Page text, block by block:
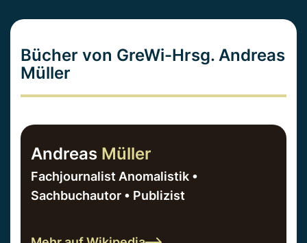
Bücher von GreWi-Hrsg. Andreas
Müller
Andreas Müller
Fachjournalist Anomalistik •
Sachbuchautor • Publizist